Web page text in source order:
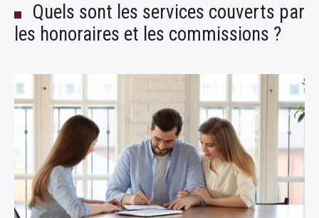
Quels sont les services couverts par
les honoraires et les commissions ?